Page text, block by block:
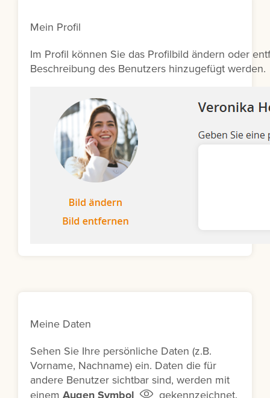
Mein Profil
Im Profil können Sie das Profilbild ändern oder
Beschreibung des Benutzers hinzugefügt werden.
Meine Daten
Sehen Sie Ihre persönliche Daten (z.B.
Vorname, Nachname) ein. Daten die für
andere Benutzer sichtbar sind, werden mit